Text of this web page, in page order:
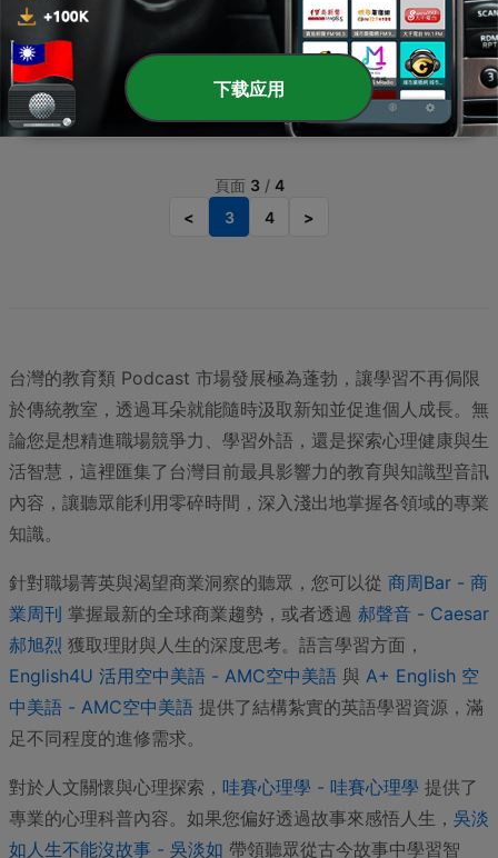
100 min
隨口說英文
魔女琪琪&溫蒂 - 單集 13
01 Jun 2022
頁面 3/ 4
<
3 4 >
台灣的教育類 Podcast 市場發展極為蓬勃，讓學習不再侷限
於傳統教室，透過耳朵就能隨時汲取新知並促進個人成長。無
論您是想精進職場競爭力、學習外語，還是探索心理健康與生
活智慧，這裡匯集了台灣目前最具影響力的教育與知識型音訊
內容，讓聽眾能利用零碎時間，深入淺出地掌握各領域的專業
知識。
針對職場菁英與渴望商業洞察的聽眾，您可以從 商周Bar - 商
業周刊 掌握最新的全球商業趨勢，或者透過 郝聲音 - Caesar
郝旭烈 獲取理財與人生的深度思考。語言學習方面，
English4U 活用空中美語 - AMC空中美語 與 A+ English 空
中美語 - AMC空中美語 提供了結構紮實的英語學習資源，滿
足不同程度的進修需求。
對於人文關懷與心理探索， 哇賽心理學 - 哇賽心理學 提供了
專業的心理科普內容。如果您偏好透過故事來感悟人生， 吳淡
如人生不能沒故事 - 吳淡如 帶領聽眾從古今故事中學習智
下载应用